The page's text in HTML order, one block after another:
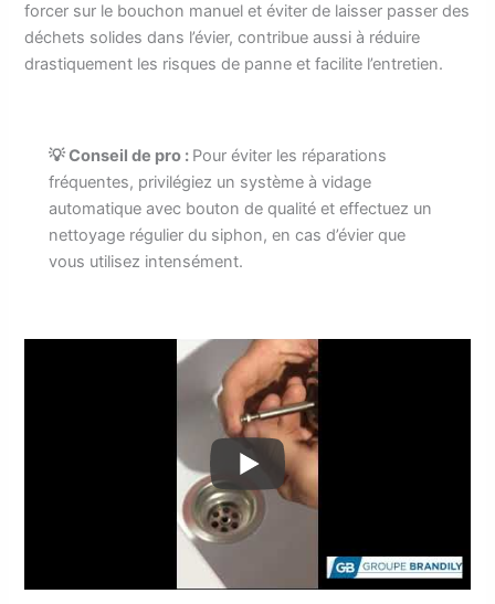
forcer sur le bouchon manuel et éviter de laisser passer des
déchets solides dans l’évier, contribue aussi à réduire
drastiquement les risques de panne et facilite l’entretien.
💡 Conseil de pro : Pour éviter les réparations
fréquentes, privilégiez un système à vidage
automatique avec bouton de qualité et effectuez un
nettoyage régulier du siphon, en cas d’évier que
vous utilisez intensément.